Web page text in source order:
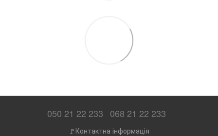
050 21 22 233 068 21 22 233
🚩Контактна інформація